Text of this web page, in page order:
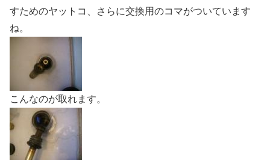
すためのヤットコ、さらに交換用のコマがついています
ね。
こんなのが取れます。